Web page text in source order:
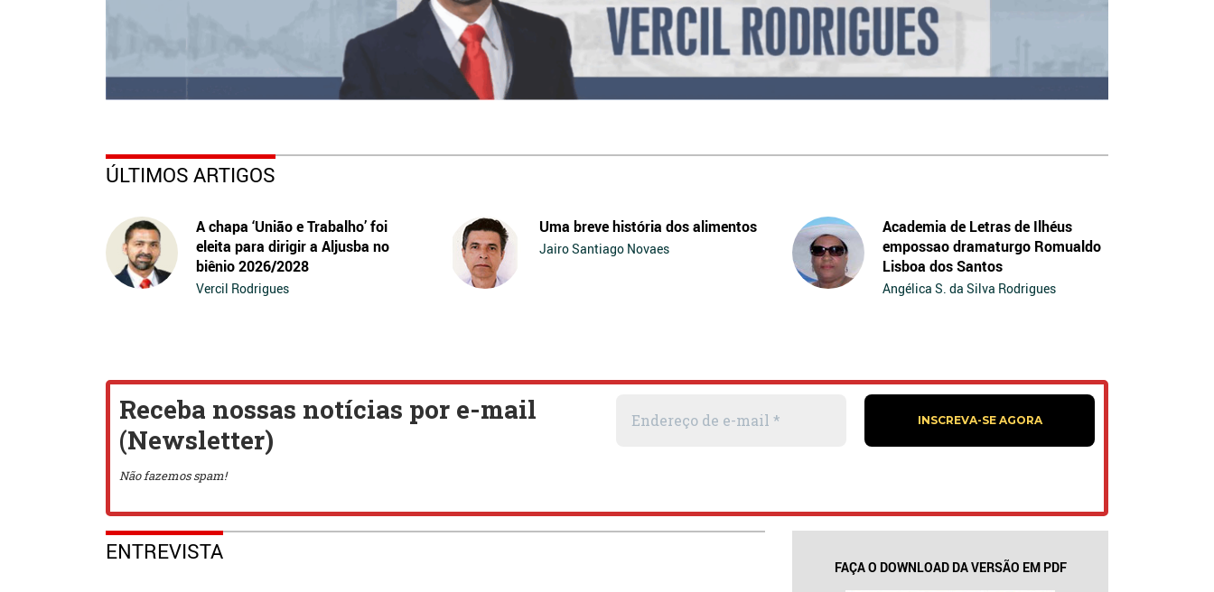
ÚLTIMOS ARTIGOS
A chapa ‘União e Trabalho’ foi
eleita para dirigir a Aljusba no
biênio 2026/2028
Vercil Rodrigues
Uma breve história dos alimentos
Jairo Santiago Novaes
Academia de Letras de Ilhéus
empossao dramaturgo Romualdo
Lisboa dos Santos
Angélica S. da Silva Rodrigues
ENTREVISTA
FAÇA O DOWNLOAD DA VERSÃO EM PDF